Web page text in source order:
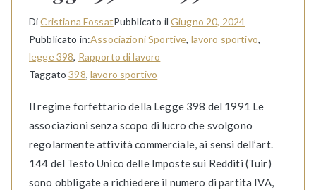
DiCristiana FossatPubblicato il Giugno 20, 2024
Pubblicato in:Associazioni Sportive, lavoro sportivo,
legge 398, Rapporto di lavoro
Taggato398, lavoro sportivo
Il regime forfettario della Legge 398 del 1991 Le
associazioni senza scopo di lucro che svolgono
regolarmente attività commerciale, ai sensi dell’art.
144 del Testo Unico delle Imposte sui Redditi (Tuir)
sono obbligate a richiedere il numero di partita IVA,